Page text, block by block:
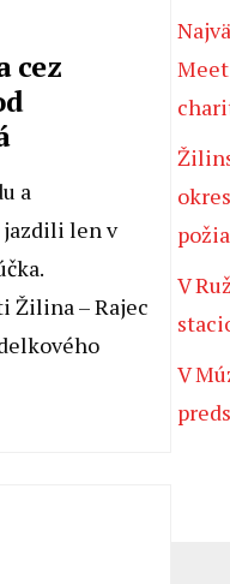
cez
a
jazdili len v
Žilina – Rajec
V
V